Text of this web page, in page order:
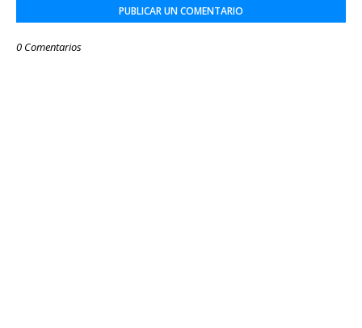
PUBLICAR UN COMENTARIO
0 Comentarios